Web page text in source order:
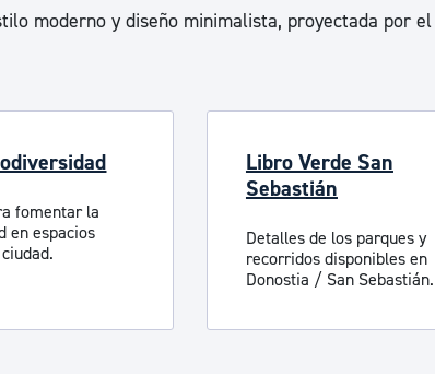
moderno y diseño minimalista, proyectada por el
fomentar la
en espacios
Libro Verde San
Sebastián
Detalles de los parques y
recorridos disponibles en
Donostia / San Sebastián.